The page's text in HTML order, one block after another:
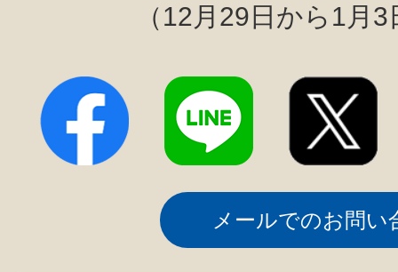
（12月29日から1月
メールでのお問い